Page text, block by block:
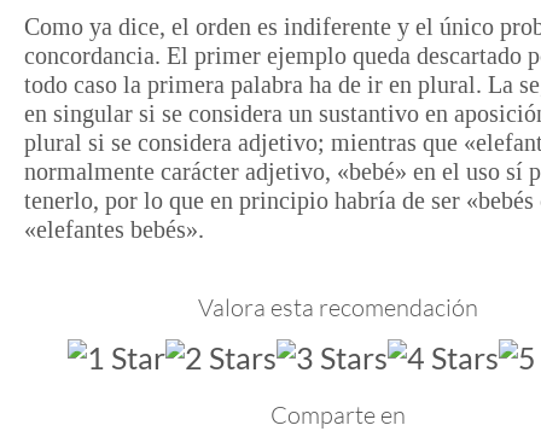
Como ya dice, el orden es indiferente y el único
concordancia. El primer ejemplo queda descartado
todo caso la primera palabra ha de ir en plural. La
en singular si se considera un sustantivo en
plural si se considera adjetivo; mientras que
normalmente carácter adjetivo, «bebé» en el uso sí
tenerlo, por lo que en principio habría de ser «bebés
«elefantes bebés».
Valora esta recomendación
Comparte en